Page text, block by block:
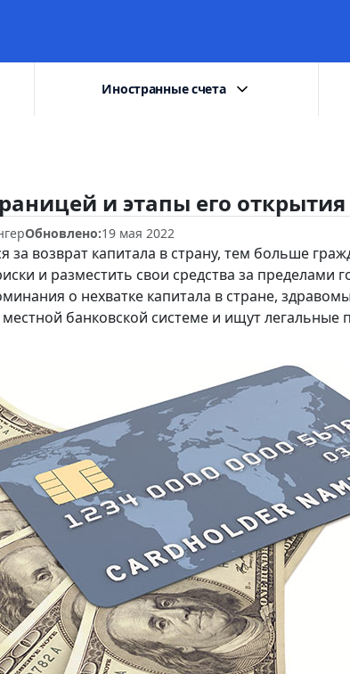
Иностранные счета
и этапы его открытия
Обновлено:19 мая 2022
за возврат капитала в страну, тем больше
и разместить свои средства за пределами
о нехватке капитала в стране,
банковской системе и ищут легальные